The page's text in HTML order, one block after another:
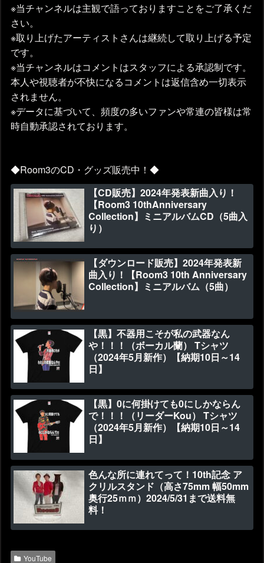
※当チャンネルは主観で語っておりますことをご了承くだ
さい。
※取り上げたアーティストさんは継続して取り上げる予定
です。
※当チャンネルはコメントはスタッフによる承認制です。
本人や視聴者が不快になるコメントは返信含め一切表示
されません。
※データに基づいて、頻度の多いファンや常連の皆様は常
時自動承認されております。
◆Room3のCD・グッズ販売中！◆
【CD販売】2024年発表新曲入り！
【Room3 10thAnniversary
Collection】ミニアルバムCD（5曲入
り）
【ダウンロード販売】2024年発表新
曲入り！【Room3 10th Anniversary
Collection】ミニアルバム（5曲）
【黒】不器用こそが私の武器なん
や！！！（ボーカル蘭） Tシャツ
（2024年5月新作）【納期10日～14
日】
【黒】0に何掛けても0にしかならん
で！！！（リーダーKou） Tシャツ
（2024年5月新作）【納期10日～14
日】
色んな所に連れてって！10th記念 ア
クリルスタンド（高さ75mm 幅50mm
奥行25ｍｍ）2024/5/31まで送料無
料！
YouTube